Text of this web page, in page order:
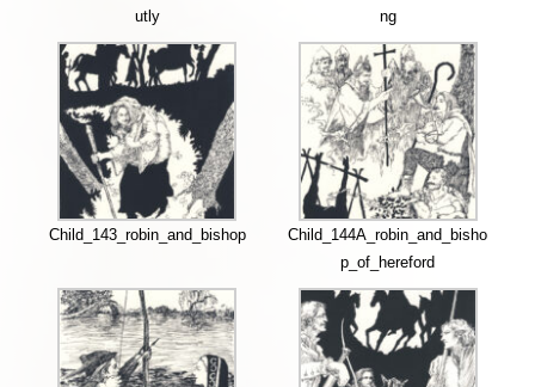
utly
ng
Child_143_robin_and_bishop
Child_144A_robin_and_bisho
p_of_hereford